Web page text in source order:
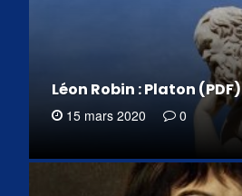
Léon Robin : Platon (PDF)
15 mars 2020 0